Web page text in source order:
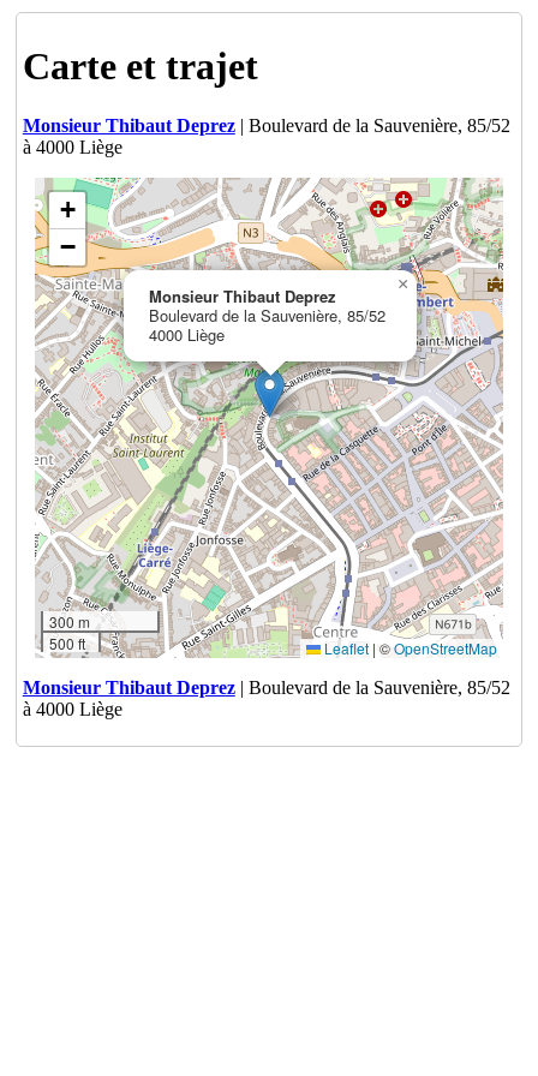
Carte et trajet
Monsieur Thibaut Deprez| Boulevard de la Sauvenière, 85/52
à 4000 Liège
Monsieur Thibaut Deprez
Boulevard de la Sauvenière, 85/52
4000 Liège
×
+
−
300 m
500 ft
Leaflet | ©OpenStreetMap
Monsieur Thibaut Deprez| Boulevard de la Sauvenière, 85/52
à 4000 Liège